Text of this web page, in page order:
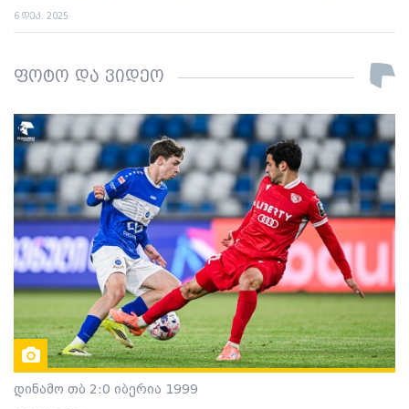
6 დეკ. 2025
ფოტო და ვიდეო
დინამო თბ 2:0 იბერია 1999